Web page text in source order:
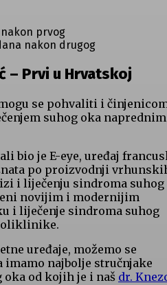
prvog
nakon drugog
– Prvi u Hrvatskoj
se pohvaliti i
suhog oka naprednim
bio je E-eye, uređaj
po proizvodnji
i liječenju sindroma suhog
novijim i modernijim
i liječenje sindroma suhog
uređaje, možemo se
najbolje stručnjake
oka od kojih je i naš dr.